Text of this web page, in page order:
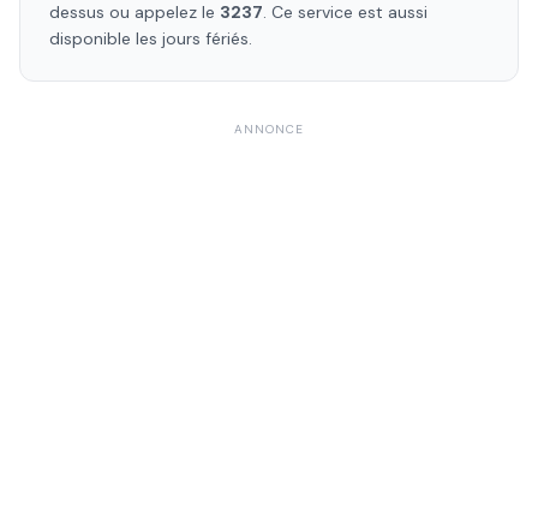
dessus ou appelez le 3237. Ce service est aussi
disponible les jours fériés.
ANNONCE